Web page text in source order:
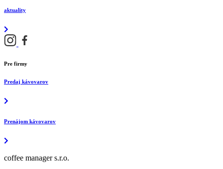
aktuality
Pre firmy
Predaj kávovarov
Prenájom kávovarov
coffee manager s.r.o.